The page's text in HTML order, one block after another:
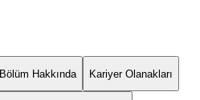
Bölüm Hakkında Kariyer Olanakları